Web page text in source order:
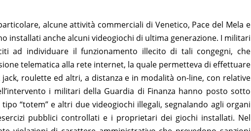
p k
alcune attività commerciali di Venetico, Pace del Mela e
installati anche alcuni videogiochi di ultima generazione. I militari
ad individuare il funzionamento illecito di tali congegni, che
telematica alla rete internet, la quale permetteva di effettuare
roulette ed altri, a distanza e in modalità on-line, con relative
i militari della Guardia di Finanza hanno posto sotto
“totem” e altri due videogiochi illegali, segnalando agli organi
pubblici controllati e i proprietari dei giochi installati. Nel